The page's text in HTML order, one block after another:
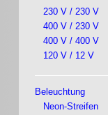
230 V / 230 V
400 V / 230 V
400 V / 400 V
120 V / 12 V
Beleuchtung
Neon-Streifen